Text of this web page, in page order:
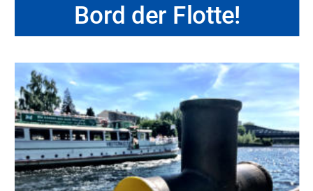
Bord der Flotte!